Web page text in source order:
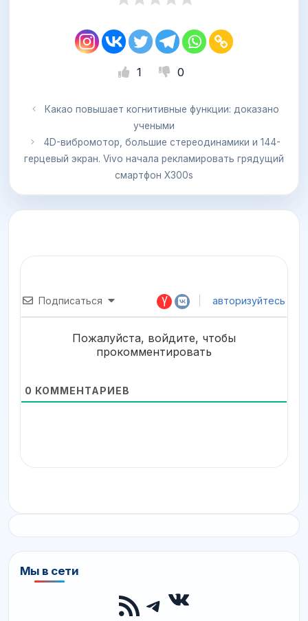
1 0
Какао повышает когнитивные функции: доказано
учеными
4D-вибромотор, большие стереодинамики и 144-
герцевый экран. Vivo начала рекламировать грядущий
смартфон X300s
Подписаться авторизуйтесь
Пожалуйста, войдите, чтобы
прокомментировать
0 КОММЕНТАРИЕВ
Мы в сети
RSS-лента
Telegram
ВКонтакте